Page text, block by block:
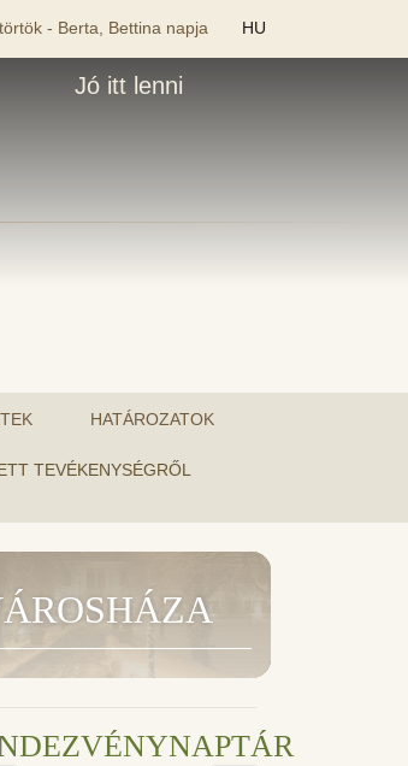
- Berta, Bettina napja HU
Jó itt lenni
HATÁROZATOK
TEVÉKENYSÉGRŐL